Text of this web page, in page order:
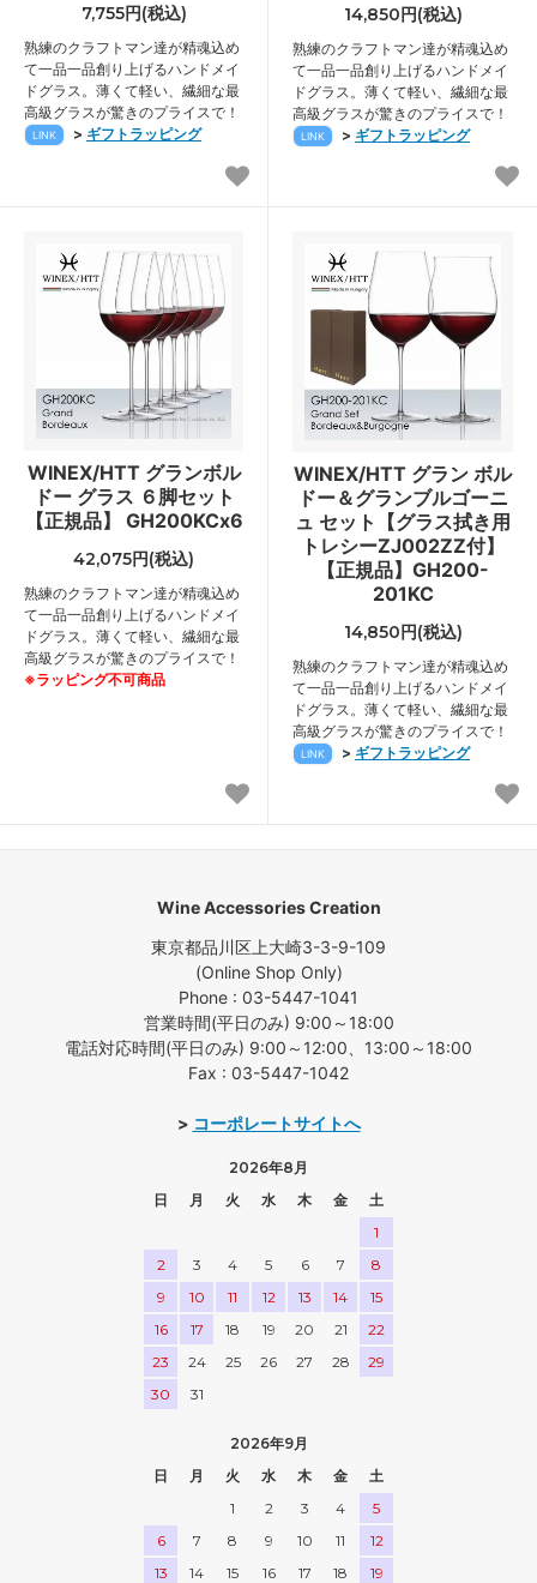
7,755円(税込)
熟練のクラフトマン達が精魂込め
て一品一品創り上げるハンドメイ
ドグラス。薄くて軽い、繊細な最
高級グラスが驚きのプライスで！
LINK > ギフトラッピング
14,850円(税込)
熟練のクラフトマン達が精魂込め
て一品一品創り上げるハンドメイ
ドグラス。薄くて軽い、繊細な最
高級グラスが驚きのプライスで！
LINK > ギフトラッピング
WINEX/HTT グランボル
ドー グラス ６脚セット
【正規品】 GH200KCx6
42,075円(税込)
熟練のクラフトマン達が精魂込め
て一品一品創り上げるハンドメイ
ドグラス。薄くて軽い、繊細な最
高級グラスが驚きのプライスで！
※ラッピング不可商品
WINEX/HTT グラン ボル
ドー＆グランブルゴーニ
ュ セット【グラス拭き用
トレシーZJ002ZZ付】
【正規品】GH200-
201KC
14,850円(税込)
熟練のクラフトマン達が精魂込め
て一品一品創り上げるハンドメイ
ドグラス。薄くて軽い、繊細な最
高級グラスが驚きのプライスで！
LINK > ギフトラッピング
Wine Accessories Creation
東京都品川区上大崎3-3-9-109
(Online Shop Only)
Phone : 03-5447-1041
営業時間(平日のみ) 9:00～18:00
電話対応時間(平日のみ) 9:00～12:00、13:00～18:00
Fax : 03-5447-1042
> コーポレートサイトへ
2026年8月
日
月 火 水 木 金
土
1
2
3 4 5 6 7
8
9
10 11 12 13 14
15
16
17 18 19 20 21
22
23
24 25 26 27 28
29
30
31
2026年9月
日
月 火 水 木 金
土
1
2 3 4
5
6
7 8 9 10 11
12
13
14 15 16 17 18
19